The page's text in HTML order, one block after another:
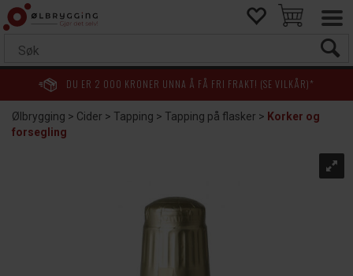
DU ER 2 000 KRONER UNNA Å FÅ FRI FRAKT! (SE VILKÅR)*
Ølbrygging>Cider>Tapping>Tapping på flasker> Korker og
forsegling